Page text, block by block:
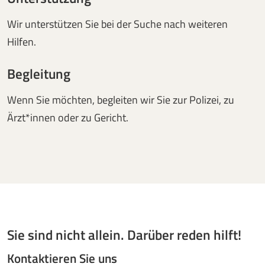
Wir unterstützen Sie bei der Suche nach weiteren
Hilfen.
Begleitung
Wenn Sie möchten, begleiten wir Sie zur Polizei, zu
Ärzt*innen oder zu Gericht.
Sie sind nicht allein. Darüber reden hilft!
Kontaktieren Sie uns